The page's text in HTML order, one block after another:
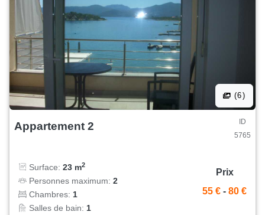
(6)
Appartement 2
ID
5765
Surface: 23 m2
Personnes maximum: 2
Chambres: 1
Salles de bain: 1
Prix
55 € - 80 €